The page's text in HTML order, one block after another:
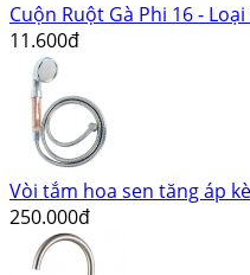
Cuộn Ruột Gà Phi 16 -
11.600đ
Vòi tắm hoa sen tăng áp
250.000đ